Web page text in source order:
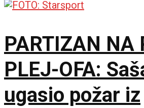
PARTIZAN NA
PLEJ-OFA:
ugasio požar iz